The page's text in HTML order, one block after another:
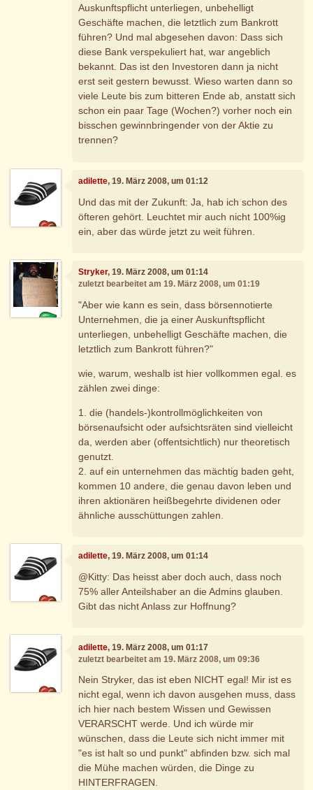
Auskunftspflicht unterliegen, unbehelligt
Geschäfte machen, die letztlich zum Bankrott
führen? Und mal abgesehen davon: Dass sich
diese Bank verspekuliert hat, war angeblich
bekannt. Das ist den Investoren dann ja nicht
erst seit gestern bewusst. Wieso warten dann so
viele Leute bis zum bitteren Ende ab, anstatt sich
schon ein paar Tage (Wochen?) vorher noch ein
bisschen gewinnbringender von der Aktie zu
trennen?
adilette, 19. März 2008, um 01:12
Und das mit der Zukunft: Ja, hab ich schon des
öfteren gehört. Leuchtet mir auch nicht 100%ig
ein, aber das würde jetzt zu weit führen.
Stryker, 19. März 2008, um 01:14
zuletzt bearbeitet am 19. März 2008, um 01:19
"Aber wie kann es sein, dass börsennotierte
Unternehmen, die ja einer Auskunftspflicht
unterliegen, unbehelligt Geschäfte machen, die
letztlich zum Bankrott führen?"
wie, warum, weshalb ist hier vollkommen egal. es
zählen zwei dinge:
1. die (handels-)kontrollmöglichkeiten von
börsenaufsicht oder aufsichtsräten sind vielleicht
da, werden aber (offentsichtlich) nur theoretisch
genutzt.
2. auf ein unternehmen das mächtig baden geht,
kommen 10 andere, die genau davon leben und
ihren aktionären heißbegehrte dividenen oder
ähnliche ausschüttungen zahlen.
adilette, 19. März 2008, um 01:14
@Kitty: Das heisst aber doch auch, dass noch
75% aller Anteilshaber an die Admins glauben.
Gibt das nicht Anlass zur Hoffnung?
adilette, 19. März 2008, um 01:17
zuletzt bearbeitet am 19. März 2008, um 09:36
Nein Stryker, das ist eben NICHT egal! Mir ist es
nicht egal, wenn ich davon ausgehen muss, dass
ich hier nach bestem Wissen und Gewissen
VERARSCHT werde. Und ich würde mir
wünschen, dass die Leute sich nicht immer mit
"es ist halt so und punkt" abfinden bzw. sich mal
die Mühe machen würden, die Dinge zu
HINTERFRAGEN.